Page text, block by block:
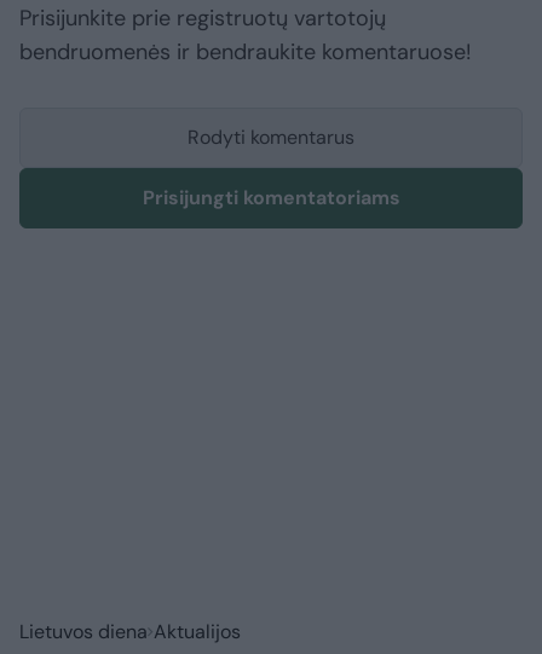
Prisijunkite prie registruotų vartotojų
bendruomenės ir bendraukite komentaruose!
Rodyti komentarus
Prisijungti komentatoriams
Lietuvos diena Aktualijos